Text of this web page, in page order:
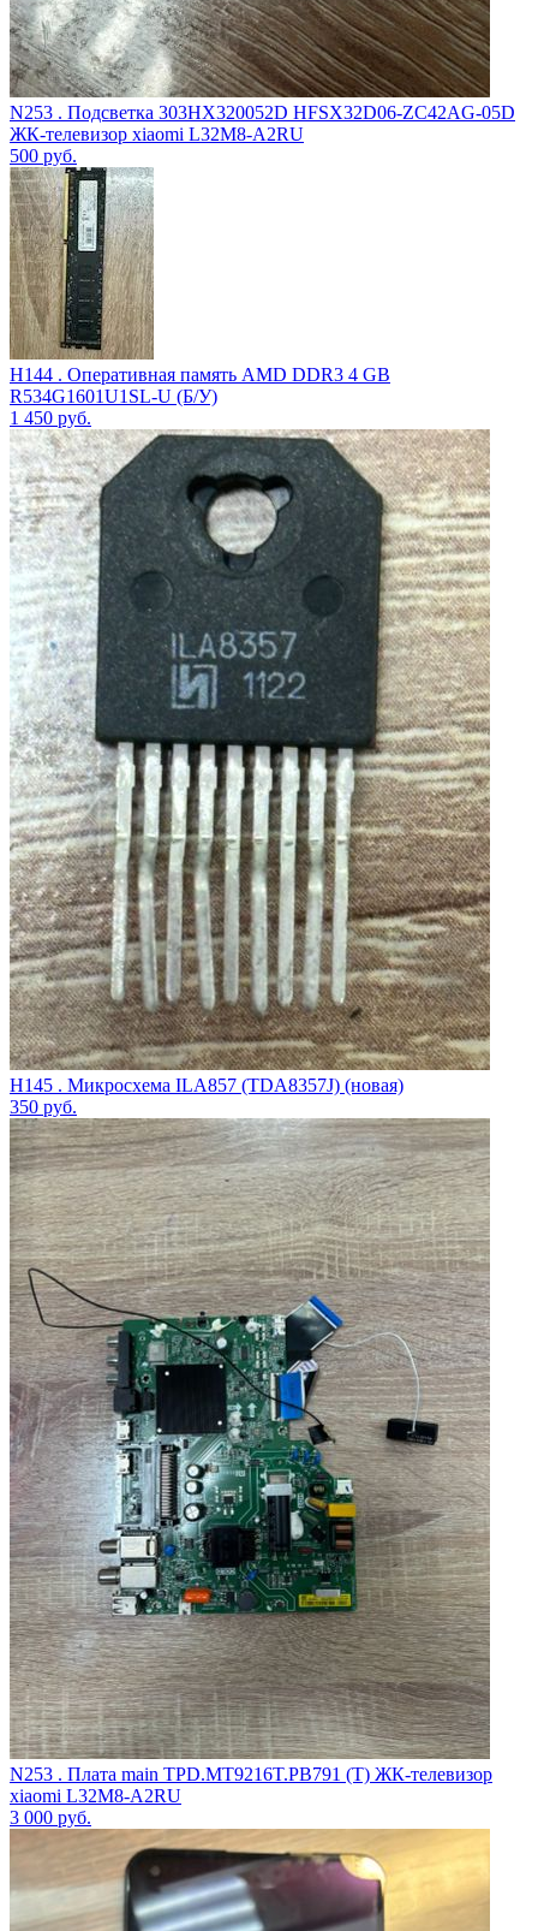
N253 . Подсветка 303HX320052D HFSX32D06-ZC42AG-05D
ЖК-телевизор xiaomi L32M8-A2RU
500 руб.
H144 . Оперативная память AMD DDR3 4 GB
R534G1601U1SL-U (Б/У)
1 450 руб.
H145 . Микросхема ILA857 (TDA8357J) (новая)
350 руб.
N253 . Плата main TPD.MT9216T.PB791 (T) ЖК-телевизор
xiaomi L32M8-A2RU
3 000 руб.